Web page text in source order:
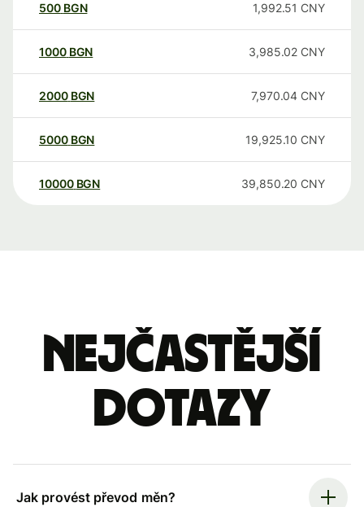
500 BGN 1,992.51 CNY
1000 BGN 3,985.02 CNY
2000 BGN 7,970.04 CNY
5000 BGN 19,925.10 CNY
10000 BGN 39,850.20 CNY
Nejčastější
dotazy
Jak provést převod měn?